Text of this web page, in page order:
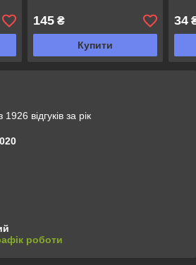
145₴
Купити
34
відгуків за рік
роботи